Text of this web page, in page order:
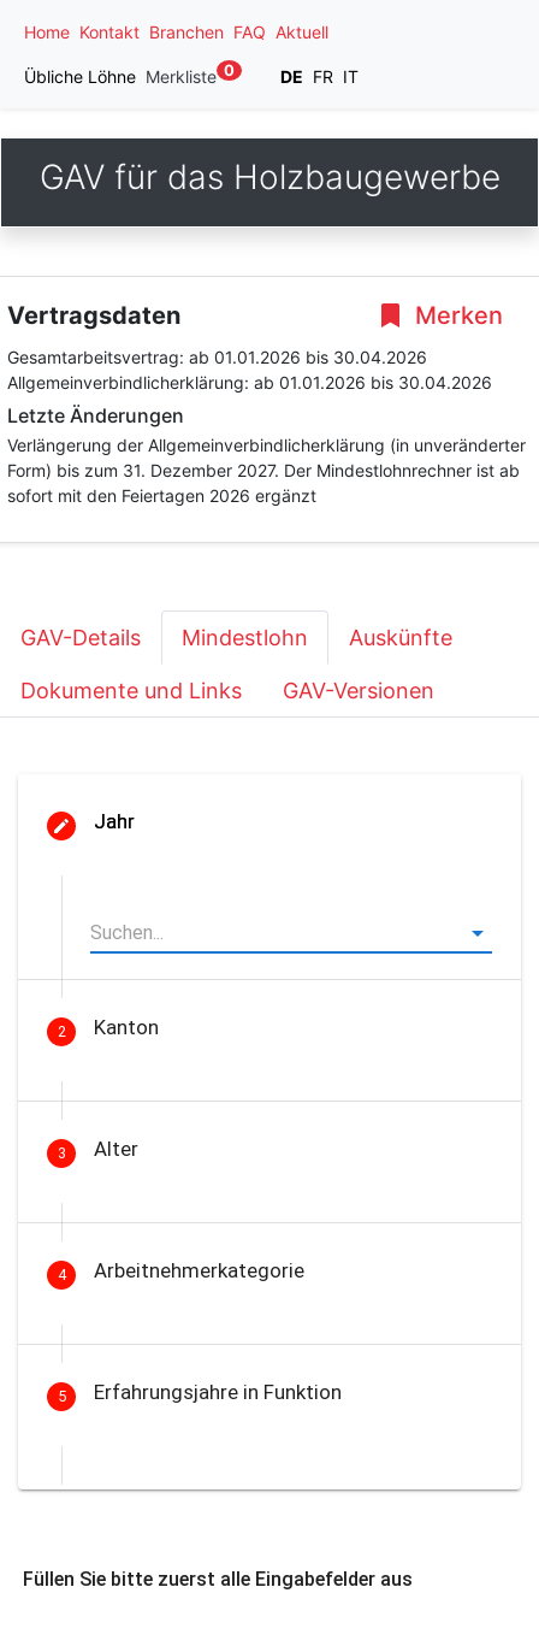
Home Kontakt Branchen FAQ Aktuell
Übliche Löhne Merkliste 0 DE FR IT
GAV für das Holzbaugewerbe
Merken
Vertragsdaten
Gesamtarbeitsvertrag: ab 01.01.2026 bis 30.04.2026
Allgemeinverbindlicherklärung: ab 01.01.2026 bis 30.04.2026
Letzte Änderungen
Verlängerung der Allgemeinverbindlicherklärung (in unveränderter
Form) bis zum 31. Dezember 2027. Der Mindestlohnrechner ist ab
sofort mit den Feiertagen 2026 ergänzt
GAV-Details Mindestlohn Auskünfte
Dokumente und Links GAV-Versionen
Jahr
2 Kanton
3 Alter
4 Arbeitnehmerkategorie
5 Erfahrungsjahre in Funktion
Füllen Sie bitte zuerst alle Eingabefelder aus